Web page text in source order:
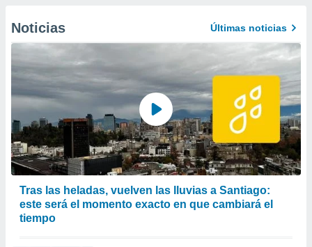
Noticias Últimas noticias
Tras las heladas, vuelven las lluvias a Santiago:
este será el momento exacto en que cambiará el
tiempo